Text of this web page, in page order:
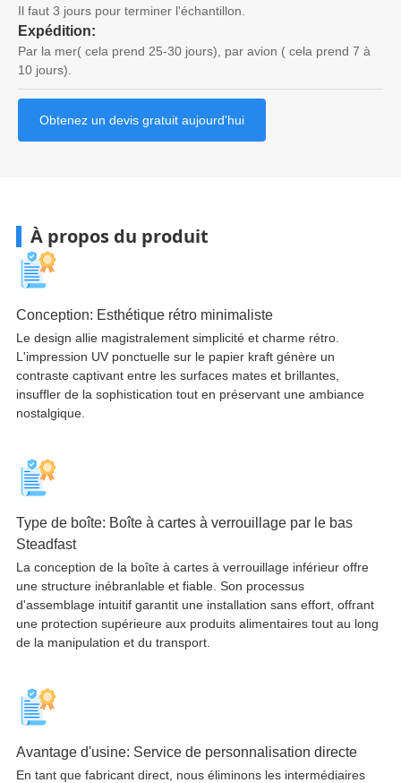
Il faut 3 jours pour terminer l'échantillon.
Expédition:
Par la mer( cela prend 25-30 jours), par avion ( cela prend 7 à
10 jours).
Obtenez un devis gratuit aujourd'hui
À propos du produit
Conception: Esthétique rétro minimaliste
Le design allie magistralement simplicité et charme rétro.
L'impression UV ponctuelle sur le papier kraft génère un
contraste captivant entre les surfaces mates et brillantes,
insuffler de la sophistication tout en préservant une ambiance
nostalgique.
Type de boîte: Boîte à cartes à verrouillage par le bas
Steadfast
La conception de la boîte à cartes à verrouillage inférieur offre
une structure inébranlable et fiable. Son processus
d'assemblage intuitif garantit une installation sans effort, offrant
une protection supérieure aux produits alimentaires tout au long
de la manipulation et du transport.
Avantage d'usine: Service de personnalisation directe
En tant que fabricant direct, nous éliminons les intermédiaires